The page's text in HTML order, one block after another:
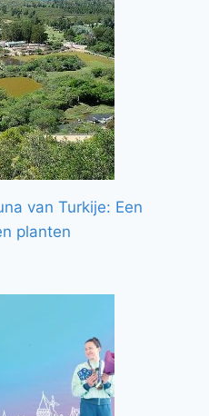
van Turkije: Een
planten